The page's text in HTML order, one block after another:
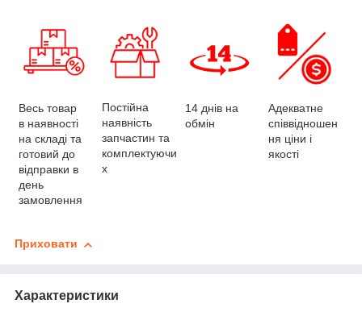
Весь товар
в наявності
на складі та
готовий до
відправки в
день
замовлення
Постійна
наявність
запчастин та
комплектуючи
х
14 днів на
обмін
Адекватне
співвідношен
ня ціни і
якості
Приховати
Характеристики